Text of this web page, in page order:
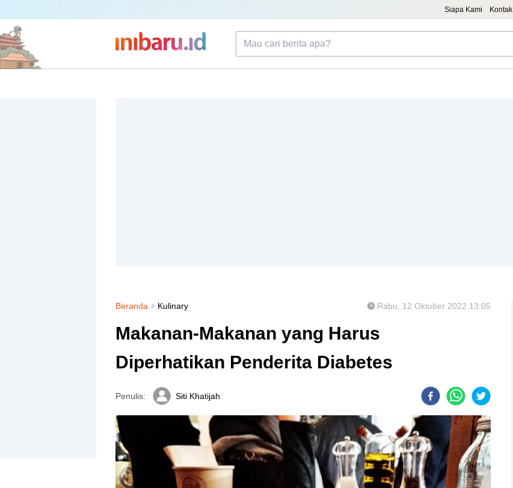
Siapa Kami Kontak
Beranda Kulinary Rabu, 12 Oktober 2022 13:05
Makanan-Makanan yang Harus
Diperhatikan Penderita Diabetes
Penulis: Siti Khatijah